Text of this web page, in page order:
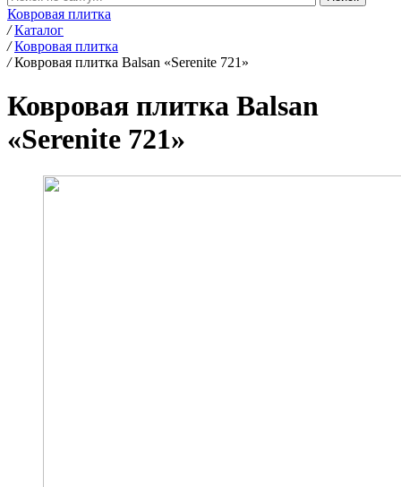
Ковровая плитка
/ Каталог
/ Ковровая плитка
/ Ковровая плитка Balsan «Serenite 721»
Ковровая плитка Balsan
«Serenite 721»